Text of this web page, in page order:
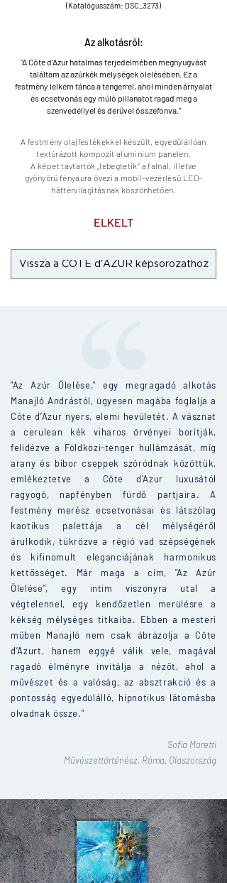
(Katalógusszám: DSC_3273)
Az alkotásról:
"A Côte d’Azur hatalmas terjedelmében megnyugvást
találtam az azúrkék mélységek ölelésében. Ez a
festmény lelkem tánca a tengerrel, ahol minden árnyalat
és ecsetvonás egy múló pillanatot ragad meg a
szenvedéllyel és derűvel összefonva."
A festmény olajfestékekkel készült, egyedülállóan
textúrázott kompozit alumínium panelen.
A képet távtartók „lebegtetik” a falnál, illetve
gyönyörű fényaura övezi a mobil-vezérlésű LED-
háttérvilágításnak köszönhetően.
ELKELT
Vissza a CÔTE d'AZUR képsorozathoz
"Az Azúr Ölelése," egy megragadó alkotás
Manajló Andrástól, ügyesen magába foglalja a
Côte d’Azur nyers, elemi hevületét. A vásznat
a cerulean kék viharos örvényei borítják,
felidézve a Földközi-tenger hullámzását, míg
arany és bíbor cseppek szóródnak közöttük,
emlékeztetve a Côte d’Azur luxusától
ragyogó, napfényben fürdő partjaira. A
festmény merész ecsetvonásai és látszólag
kaotikus palettája a cél mélységéről
árulkodik, tükrözve a régió vad szépségének
és kifinomult eleganciájának harmonikus
kettősséget. Már maga a cím, "Az Azúr
Ölelése", egy intim viszonyra utal a
végtelennel, egy kendőzetlen merülésre a
kékség mélységes titkaiba. Ebben a mesteri
műben Manajló nem csak ábrázolja a Côte
d’Azurt, hanem eggyé válik vele, magával
ragadó élményre invitálja a nézőt, ahol a
művészet és a valóság, az absztrakció és a
pontosság egyedülálló, hipnotikus látomásba
olvadnak össze."
Sofia Moretti
Művészettörténész, Róma, Olaszország